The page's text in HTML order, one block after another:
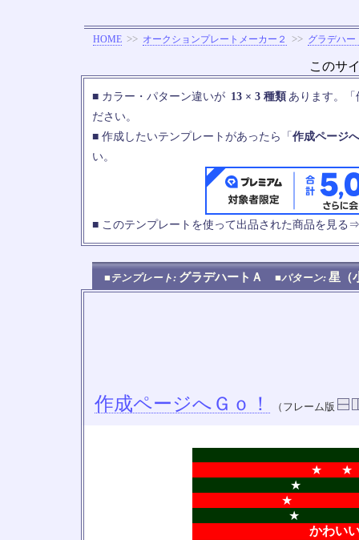
HOME >> オークションプレートメーカー２ >> グラデハー
このサ
■ カラー・パターン違いが 13 × 3 種類 あります。
ださい。
■ 作成したいテンプレートがあったら「 作成ページ
い。
■ このテンプレートを使って出品された商品を見る
■テンプレート: グラデハートＡ ■パターン: 星
作成ページへＧｏ！ （フレーム版
★
★
★
かわい